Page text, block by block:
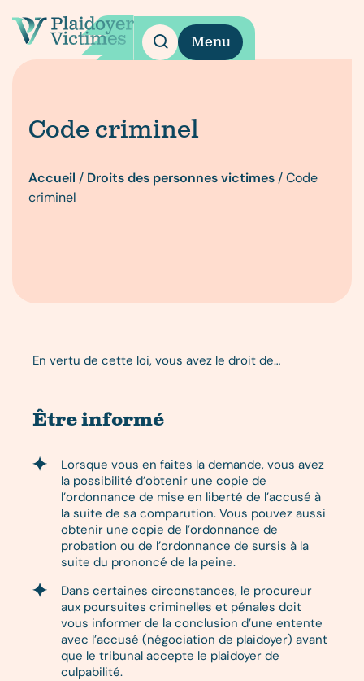
Menu
Code criminel
Accueil / Droits des personnes victimes /Code
criminel
En vertu de cette loi, vous avez le droit de…
Être informé
Lorsque vous en faites la demande, vous avez
la possibilité d’obtenir une copie de
l’ordonnance de mise en liberté de l’accusé à
la suite de sa comparution. Vous pouvez aussi
obtenir une copie de l’ordonnance de
probation ou de l’ordonnance de sursis à la
suite du prononcé de la peine.
Dans certaines circonstances, le procureur
aux poursuites criminelles et pénales doit
vous informer de la conclusion d’une entente
avec l’accusé (négociation de plaidoyer) avant
que le tribunal accepte le plaidoyer de
culpabilité.